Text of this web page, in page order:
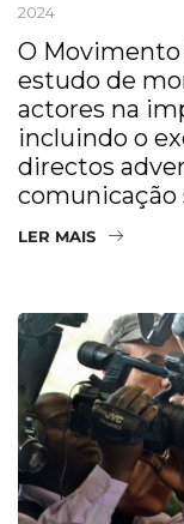
2024
O
estudo de
actores na
incluindo o
directos
comunicação
LER MAIS